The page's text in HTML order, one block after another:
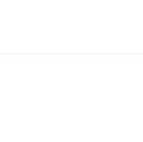
- Import